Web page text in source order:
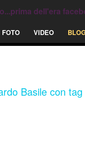
dell'era
FOTO VIDEO
Basile con